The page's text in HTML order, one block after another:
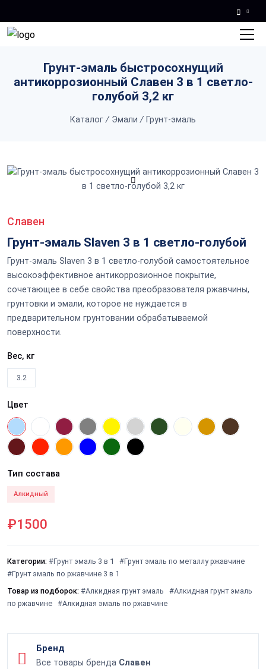
Грунт-эмаль быстросохнущий
антикоррозионный Славен 3 в 1 светло-
голубой 3,2 кг
Каталог / Эмали / Грунт-эмаль
Славен
Грунт-эмаль Slaven 3 в 1 светло-голубой
Грунт-эмаль Slaven 3 в 1 светло-голубой самостоятельное
высокоэффективное антикоррозионное покрытие,
сочетающее в себе свойства преобразователя ржавчины,
грунтовки и эмали, которое не нуждается в
предварительном грунтовании обрабатываемой
поверхности.
Вес, кг
3.2
Цвет
Тип состава
Алкидный
₽1500
Категории: #Грунт эмаль 3 в 1
#Грунт эмаль по металлу ржавчине
#Грунт эмаль по ржавчине 3 в 1
Товар из подборок: #Алкидная грунт эмаль
#Алкидная грунт эмаль
по ржавчине #Алкидная эмаль по ржавчине
Бренд
Все товары бренда Славен